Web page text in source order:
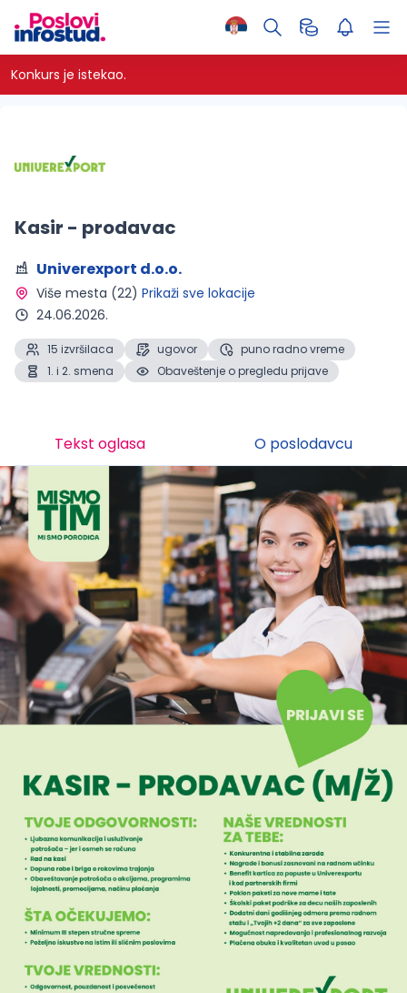
Konkurs je istekao.
Kasir - prodavac
Univerexport d.o.o.
Više mesta (22) Prikaži sve lokacije
24.06.2026.
15 izvršilaca ugovor
puno radno vreme
1. i 2. smena
Obaveštenje o pregledu prijave
Tekst oglasa O poslodavcu